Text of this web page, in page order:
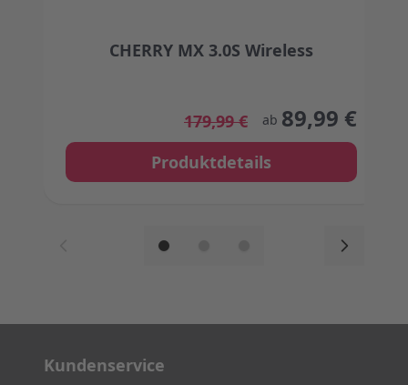
CHERRY MX 3.0S Wireless
179,99 € ab 89,99 €
Produktdetails
Kundenservice